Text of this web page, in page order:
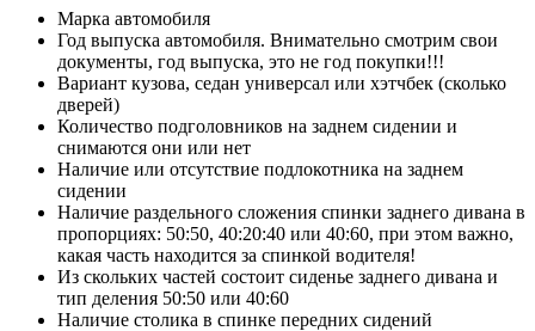
Марка автомобиля
Год выпуска автомобиля. Внимательно смотрим свои
документы, год выпуска, это не год покупки!!!
Вариант кузова, седан универсал или хэтчбек (сколько
дверей)
Количество подголовников на заднем сидении и
снимаются они или нет
Наличие или отсутствие подлокотника на заднем
сидении
Наличие раздельного сложения спинки заднего дивана в
пропорциях: 50:50, 40:20:40 или 40:60, при этом важно,
какая часть находится за спинкой водителя!
Из скольких частей состоит сиденье заднего дивана и
тип деления 50:50 или 40:60
Наличие столика в спинке передних сидений